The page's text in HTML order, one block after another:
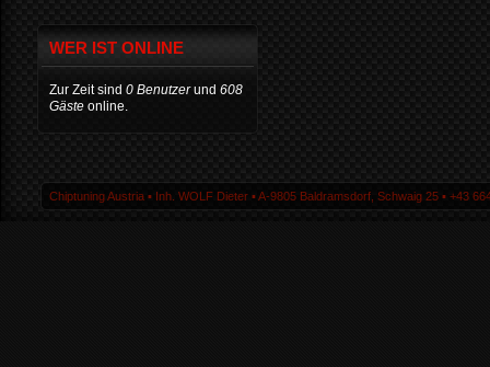
WER IST ONLINE
Zur Zeit sind 0 Benutzerund 608
Gäste online.
Chiptuning Austria ▪ Inh. WOLF Dieter ▪ A-9805 Baldramsdorf, Schwaig 25 ▪ +43